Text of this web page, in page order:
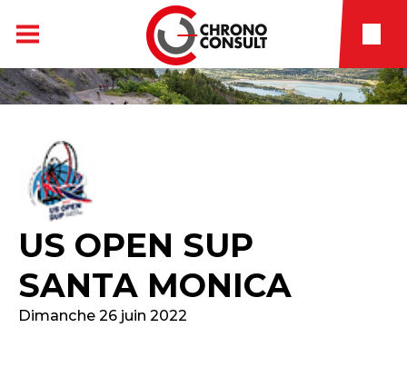
US OPEN SUP
SANTA MONICA
Dimanche 26 juin 2022